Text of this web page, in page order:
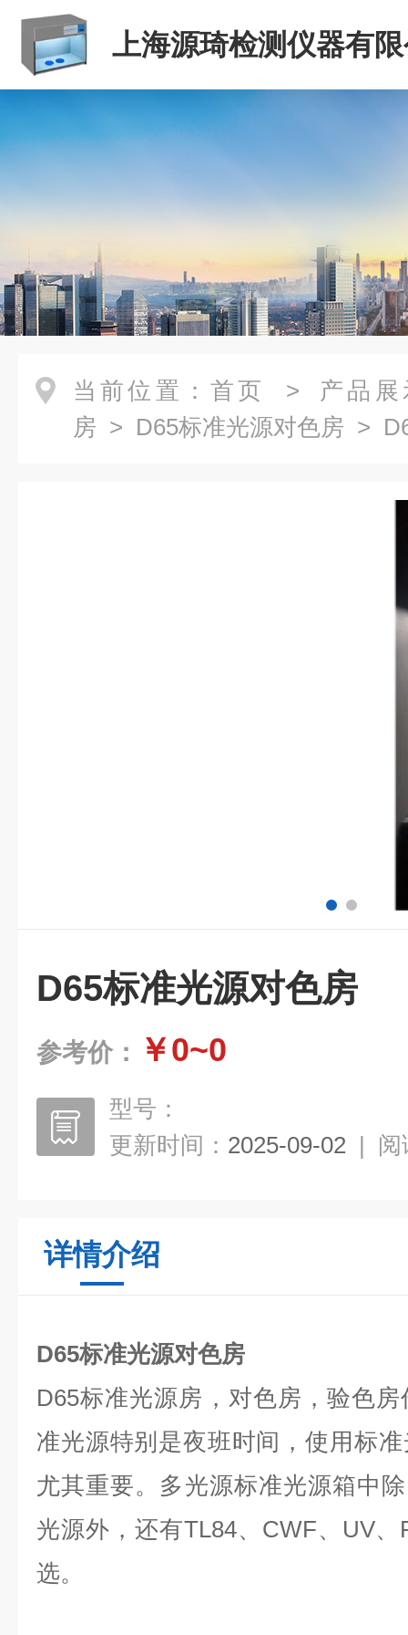
上海源琦检测仪器有
当前位置： 首页 > 产品展
房 > D65标准光源对色房 >
D65标准光源对色房
参考价： ￥0~0
型号：
更新时间： 2025-09-02 | 阅
详情介绍
D65标准光源对色房
D65标准光源房，对色房，验色
准光源特别是夜班时间，使用标
尤其重要。多光源标准光源箱中
光源外，还有TL84、CWF、UV
选。